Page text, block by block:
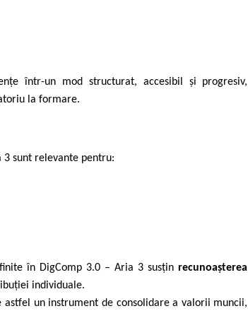
într-un mod structurat, accesibil și progresiv,
la formare.
3 sunt relevante pentru:
în DigComp 3.0 – Aria 3 susținrecunoașterea
individuale.
un instrument de consolidare a valorii muncii,